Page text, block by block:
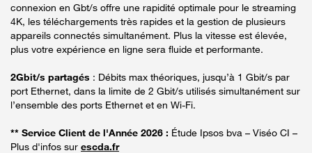
connexion en Gbt/s offre une rapidité optimale pour le streaming
4K, les téléchargements très rapides et la gestion de plusieurs
appareils connectés simultanément. Plus la vitesse est élevée,
plus votre expérience en ligne sera fluide et performante.
2Gbit/s partagés : Débits max théoriques, jusqu’à 1 Gbit/s par
port Ethernet, dans la limite de 2 Gbit/s utilisés simultanément sur
l’ensemble des ports Ethernet et en Wi-Fi.
** Service Client de l'Année 2026 : Étude Ipsos bva – Viséo CI –
Plus d'infos sur escda.fr